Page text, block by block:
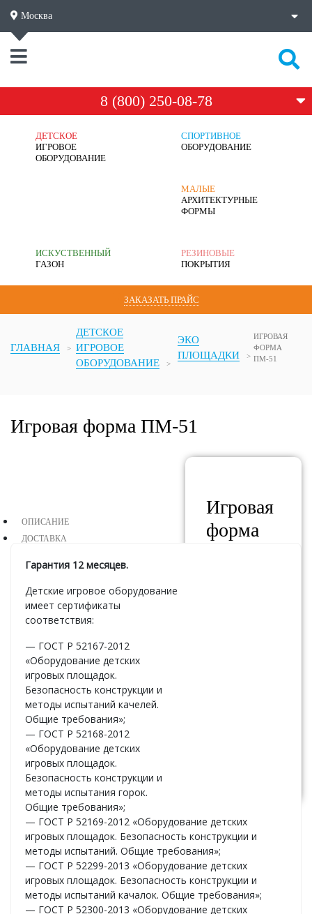
Москва
8 (800) 250-08-78
ДЕТСКОЕ
ИГРОВОЕ
ОБОРУДОВАНИЕ
СПОРТИВНОЕ
ОБОРУДОВАНИЕ
МАЛЫЕ
АРХИТЕКТУРНЫЕ
ФОРМЫ
ИСКУСТВЕННЫЙ
ГАЗОН
РЕЗИНОВЫЕ
ПОКРЫТИЯ
ЗАКАЗАТЬ ПРАЙС
ГЛАВНАЯ
ДЕТСКОЕ
ИГРОВОЕ
ОБОРУДОВАНИЕ
ЭКО
ПЛОЩАДКИ
ИГРОВАЯ
ФОРМА
ПМ-51
Игровая форма ПМ-51
Игровая
форма
ОПИСАНИЕ
ДОСТАВКА
Гарантия 12 месяцев.
Детские игровое оборудование
имеет сертификаты
соответствия:
— ГОСТ Р 52167-2012
«Оборудование детских
игровых площадок.
Безопасность конструкции и
методы испытаний качелей.
Общие требования»;
— ГОСТ Р 52168-2012
«Оборудование детских
игровых площадок.
Безопасность конструкции и
методы испытания горок.
Общие требования»;
— ГОСТ Р 52169-2012 «Оборудование детских
игровых площадок. Безопасность конструкции и
методы испытаний. Общие требования»;
— ГОСТ Р 52299-2013 «Оборудование детских
игровых площадок. Безопасность конструкции и
методы испытаний качалок. Общие требования»;
— ГОСТ Р 52300-2013 «Оборудование детских